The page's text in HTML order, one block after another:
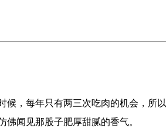
候，每年只有两三次吃肉的机会，所以
闻见那股子肥厚甜腻的香气。